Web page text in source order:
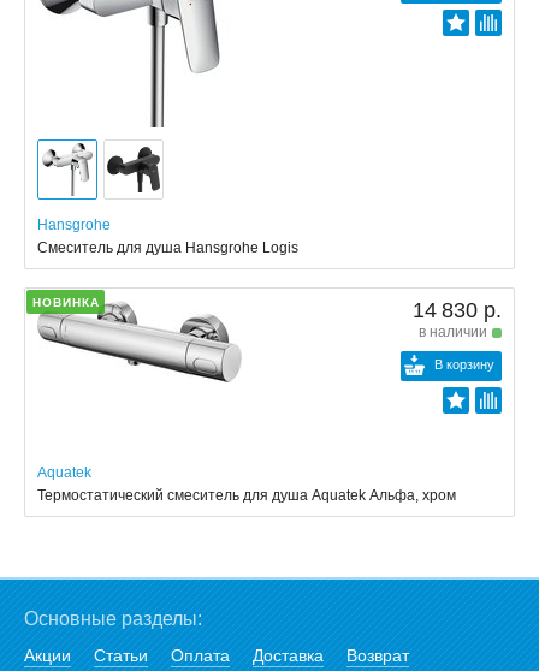
Hansgrohe
Смеситель для душа Hansgrohe Logis
НОВИНКА 14 830 р.
в наличии
В корзину
Aquatek
Термостатический смеситель для душа Aquatek Альфа, хром
Основные разделы:
Акции Статьи Оплата Доставка
Возврат